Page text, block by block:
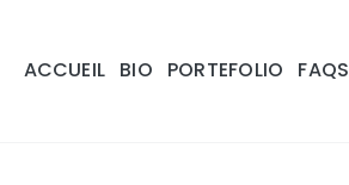
ACCUEIL BIO PORTEFOLIO FAQS